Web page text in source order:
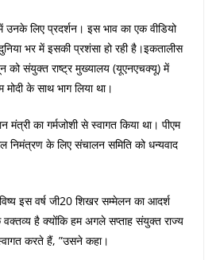
उनके लिए प्रदर्शन। इस भाव का एक वीडियो
भर में इसकी प्रशंसा हो रही है।इकतालीस
को संयुक्त राष्ट्र मुख्यालय (यूएनएचक्यू) में
मोदी के साथ भाग लिया था।
मंत्री का गर्मजोशी से स्वागत किया था। पीएम
निमंत्रण के लिए संचालन समिति को धन्यवाद
इस वर्ष जी20 शिखर सम्मेलन का आदर्श
है क्योंकि हम अगले सप्ताह संयुक्त राज्य
करते हैं, ”उसने कहा।